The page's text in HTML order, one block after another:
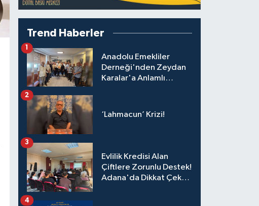
Trend Haberler
Anadolu Emekliler
Derneği'nden Zeydan
Karalar'a Anlamlı
1
‘Lahmacun’ Krizi!
2
Evlilik Kredisi Alan
Çiftlere Zorunlu Destek!
Adana'da Dikkat Çeken
3
4